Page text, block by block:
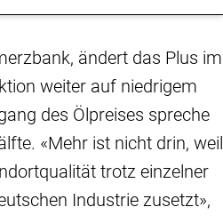
ändert das Plus im
weiter auf niedrigem
des Ölpreises spreche
«Mehr ist nicht drin, weil
trotz einzelner
Industrie zusetzt»,